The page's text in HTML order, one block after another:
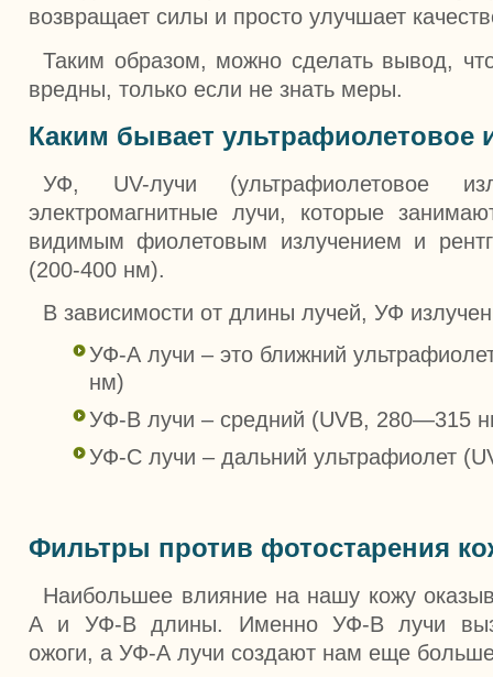
возвращает силы и просто улучшает
Таким образом, можно сделать вывод,
вредны, только если не знать меры.
Каким бывает ультрафиолетовое
УФ, UV-лучи (ультрафиолетовое
электромагнитные лучи, которые
видимым фиолетовым излучением и
(200-400 нм).
В зависимости от длины лучей, УФ
УФ-А лучи – это ближний
нм)
УФ-В лучи – средний (UVB, 280—315
УФ-С лучи – дальний ультрафиолет
Фильтры против фотостарения
Наибольшее влияние на нашу кожу
А и УФ-В длины. Именно УФ-В лучи
ожоги, а УФ-А лучи создают нам еще